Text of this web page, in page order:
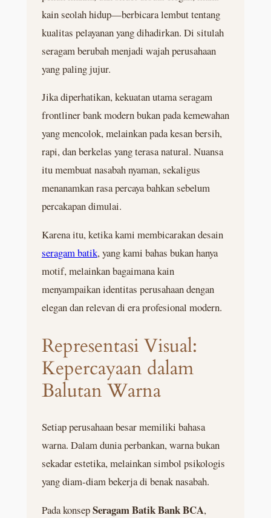
kain seolah hidup—berbicara lembut tentang
kualitas pelayanan yang dihadirkan. Di situlah
seragam berubah menjadi wajah perusahaan
yang paling jujur.
Jika diperhatikan, kekuatan utama seragam
frontliner bank modern bukan pada kemewahan
yang mencolok, melainkan pada kesan bersih,
rapi, dan berkelas yang terasa natural. Nuansa
itu membuat nasabah nyaman, sekaligus
menanamkan rasa percaya bahkan sebelum
percakapan dimulai.
Karena itu, ketika kami membicarakan desain
seragam batik, yang kami bahas bukan hanya
motif, melainkan bagaimana kain
menyampaikan identitas perusahaan dengan
elegan dan relevan di era profesional modern.
Representasi Visual:
Kepercayaan dalam
Balutan Warna
Setiap perusahaan besar memiliki bahasa
warna. Dalam dunia perbankan, warna bukan
sekadar estetika, melainkan simbol psikologis
yang diam-diam bekerja di benak nasabah.
Pada konsepSeragam Batik Bank BCA,